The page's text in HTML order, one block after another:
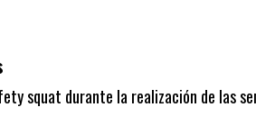
squat durante la realización de las